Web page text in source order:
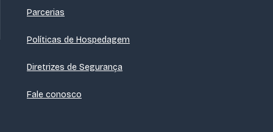
Parcerias
Políticas de Hospedagem
Diretrizes de Segurança
Fale conosco